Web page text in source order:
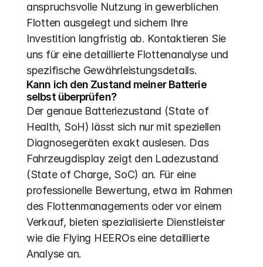
anspruchsvolle Nutzung in gewerblichen
Flotten ausgelegt und sichern Ihre
Investition langfristig ab. Kontaktieren Sie
uns für eine detaillierte Flottenanalyse und
spezifische Gewährleistungsdetails.
Kann ich den Zustand meiner Batterie
selbst überprüfen?
Der genaue Batteriezustand (State of
Health, SoH) lässt sich nur mit speziellen
Diagnosegeräten exakt auslesen. Das
Fahrzeugdisplay zeigt den Ladezustand
(State of Charge, SoC) an. Für eine
professionelle Bewertung, etwa im Rahmen
des Flottenmanagements oder vor einem
Verkauf, bieten spezialisierte Dienstleister
wie die Flying HEEROs eine detaillierte
Analyse an.